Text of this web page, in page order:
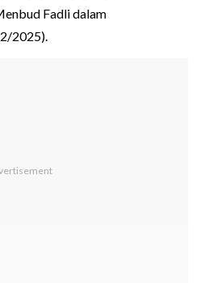
Fadli dalam
2025).